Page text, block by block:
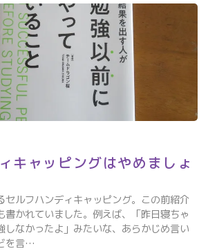
キャッピングはやめましょ
セルフハンディキャッピング。この前紹介
書かれていました。例えば、「昨日寝ちゃ
しなかったよ」みたいな、あらかじめ言い
を言…